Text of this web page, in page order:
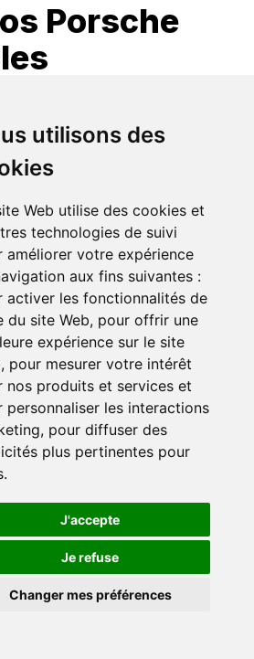
utilisons des
Web utilise des cookies et
technologies de suivi
améliorer votre expérience
aux fins suivantes :
activer les fonctionnalités de
du site Web, pour offrir une
expérience sur le site
, pour mesurer votre intérêt
nos produits et services et
personnaliser les interactions
, pour diffuser des
plus pertinentes pour
.
J'accepte
Je refuse
Changer mes préférences
Porsche